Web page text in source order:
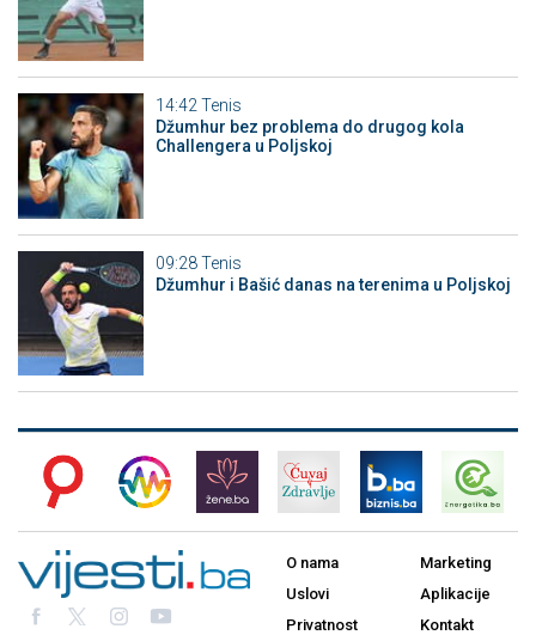
14:42 Tenis
Džumhur bez problema do drugog kola
Challengera u Poljskoj
09:28Tenis
Džumhur i Bašić danas na terenima u Poljskoj
O nama
Uslovi
Privatnost
Marketing
Aplikacije
Kontakt